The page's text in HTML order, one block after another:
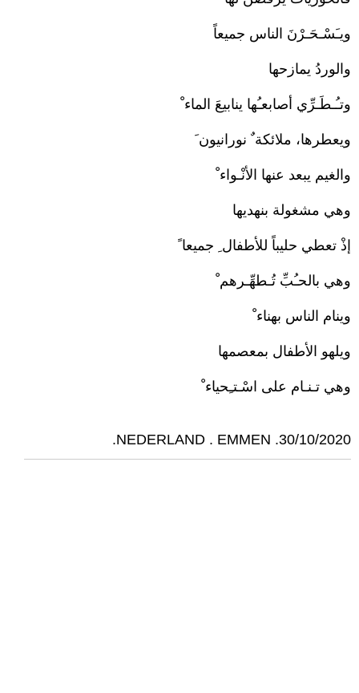
ويـَسْـحَـرْنَ الناس جميعاً
والوردُ يمازحها
وتـُـطَـرِّي أصابعـُها ينابيعَ الماء ْ
ويعطرها، ملائكة ٌ نورانيون َ
والغيم يبعد عنها الأنْـواء ْ
وهي مشغولة بنهديها
إذْ تعطي حليباً للأطفال ِ جميعا ً
وهي بالحـُبِّ تُـطهِّـرهم ْ
وينام الناس بهناء ْ
ويلهو الأطفال بمعصمها
وهي تـنـام على اسْـتـِحياء ْ
30/10/2020. NEDERLAND . EMMEN.